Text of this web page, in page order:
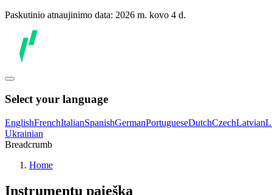
Paskutinio atnaujinimo data: 2026 m. kovo 4 d.
Select your language
EnglishFrenchItalianSpanishGermanPortugueseDutchCzechLatvian
Ukrainian
Breadcrumb
Home
Instrumentų paieška